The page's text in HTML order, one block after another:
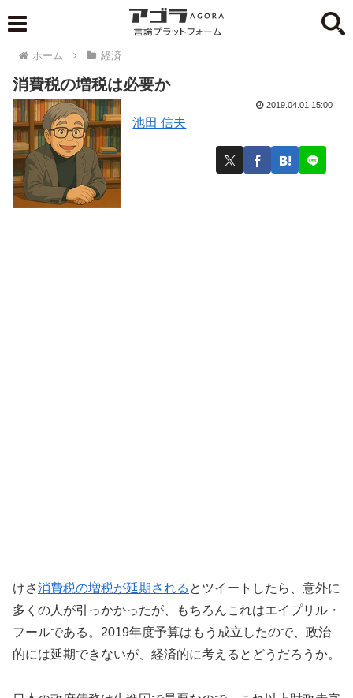
ホーム 経済
消費税の増税は必要か
池田 信夫
2019.04.01 15:00
けさ消費税の増税が延期される とツイートしたら、意外に
多くの人が引っかかったが、もちろんこれはエイプリル・
フールである。2019年度予算はもう成立したので、政治
的には延期できないが、経済的に考えるとどうだろうか。